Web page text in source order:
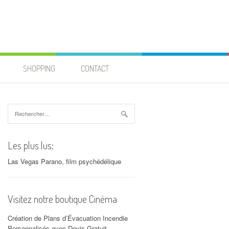
SHOPPING CONTACT
Les plus lus:
Las Vegas Parano, film psychédélique
Visitez notre boutique Cinéma
Création de Plans d’Évacuation Incendie